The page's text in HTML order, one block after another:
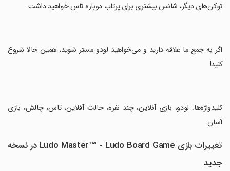
توکن‌های دیگر، شانس بیشتری برای پرتاب دوباره تاس خواهید داشت.
‏اگر به جمع ما علاقه دارید و می‌خواهید لودو مستر شوید، همین حالا شروع
کنید!
‏کلیدواژه‌ها: لودو، بازی آنلاین، چند نفره، حالت آفلاین، تاس، چالش، بازی
آسان.
تغییرات بازی Ludo Master™ - Ludo Board Game در نسخه
جدید